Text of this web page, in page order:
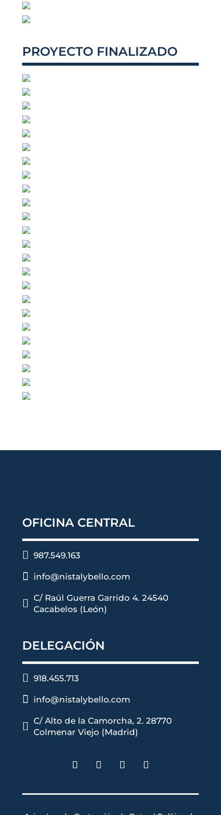
PROYECTO FINALIZADO
OFICINA CENTRAL
 987.549.163
 info@nistalybello.com
 C/ Raúl Guerra Garrido 4. 24540
Cacabelos (León)
DELEGACIÓN
 918.455.713
 info@nistalybello.com
 C/ Alto de la Camorcha, 2. 28770
Colmenar Viejo (Madrid)